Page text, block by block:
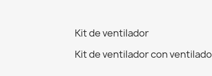
Kit de ventilador
Kit de ventilador con